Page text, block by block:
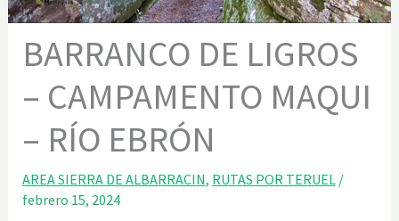
BARRANCO DE LIGROS
– CAMPAMENTO MAQUI
– RÍO EBRÓN
AREA SIERRA DE ALBARRACIN, RUTAS POR TERUEL /
febrero 15, 2024